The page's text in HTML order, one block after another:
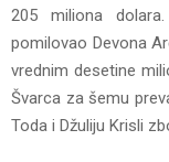
205 miliona
pomilovao Devona
vrednim desetine
Švarca za šemu
Toda i Džuliju Krisli